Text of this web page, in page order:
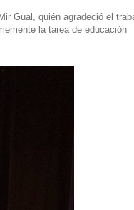
Gual , quién agradeció el
la tarea de educación